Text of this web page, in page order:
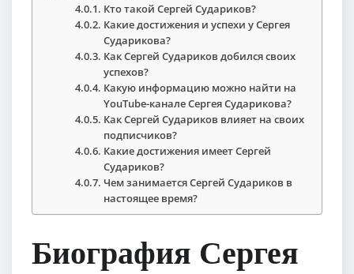
Кто такой Сергей Судариков?
Какие достижения и успехи у Сергея
Сударикова?
Как Сергей Судариков добился своих
успехов?
Какую информацию можно найти на
YouTube-канале Сергея Сударикова?
Как Сергей Судариков влияет на своих
подписчиков?
Какие достижения имеет Сергей
Судариков?
Чем занимается Сергей Судариков в
настоящее время?
Биография Сергея